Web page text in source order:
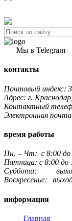
Мы в Telegram
контакты
Почтовый индекс:
Адрес: г.
Контактный
Электронная
время работы
Пн. – Чт: с 8:00 до
Пятница: с 8:00 до
Суббота:
Воскресенье:
информация
Главная